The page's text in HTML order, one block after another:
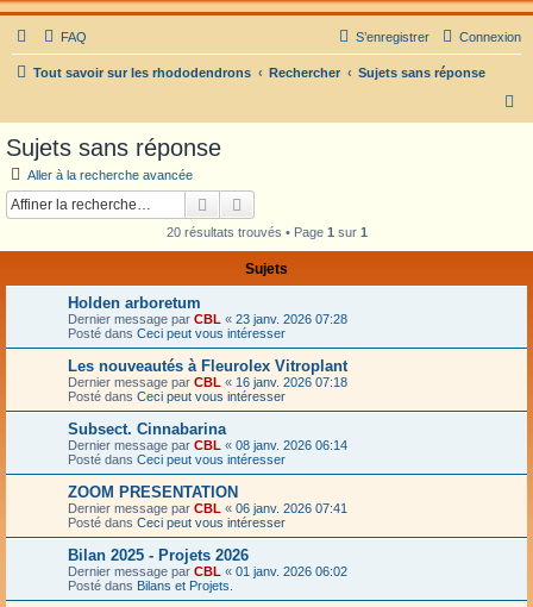
FAQ Connexion
S’enregistrer
Tout savoir sur les rhododendrons Rechercher
Sujets sans réponse
Sujets sans réponse
Aller à la recherche avancée
Rechercher
20 résultats trouvés • Page 1 sur 1
Sujets
Holden arboretum
Dernier message par CBL « 23 janv. 2026 07:28
Posté dans Ceci peut vous intéresser
Les nouveautés à Fleurolex Vitroplant
Dernier message par CBL « 16 janv. 2026 07:18
Posté dans Ceci peut vous intéresser
Subsect. Cinnabarina
Dernier message par CBL « 08 janv. 2026 06:14
Posté dans Ceci peut vous intéresser
ZOOM PRESENTATION
Dernier message par CBL « 06 janv. 2026 07:41
Posté dans Ceci peut vous intéresser
Bilan 2025 - Projets 2026
Dernier message par CBL « 01 janv. 2026 06:02
Posté dans Bilans et Projets.